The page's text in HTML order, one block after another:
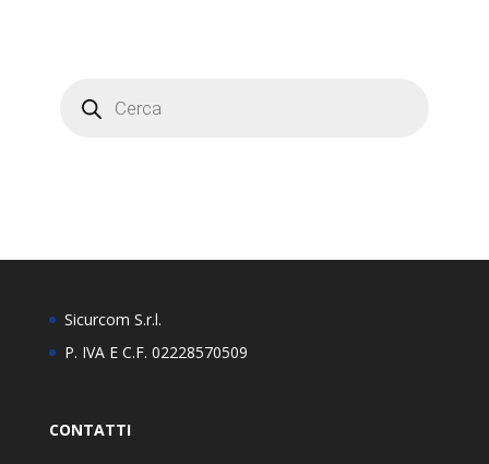
search
Sicurcom S.r.l.
P. IVA E C.F. 02228570509
CONTATTI